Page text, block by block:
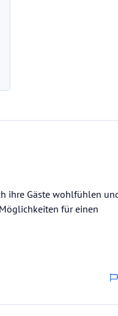
ihre Gäste wohlfühlen
für einen